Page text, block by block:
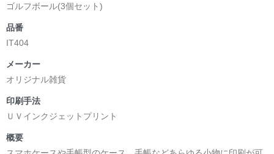
ゴルフボール(3個セット)
品番
IT404
メーカー
オリジナル雑貨
印刷手法
ＵＶインクジェットプリント
概要